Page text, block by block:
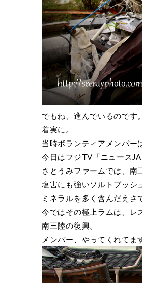
でもね、進んでいるのです。
着実に。
当時ボランティアメンバー
今日はフジTV「ニュース
さとうみファームでは、南
塩害にも強いソルトブッシ
ミネラルを多く含んだえさ
今ではその極上ラムは、レ
南三陸の復興。
メンバー、やってくれてま